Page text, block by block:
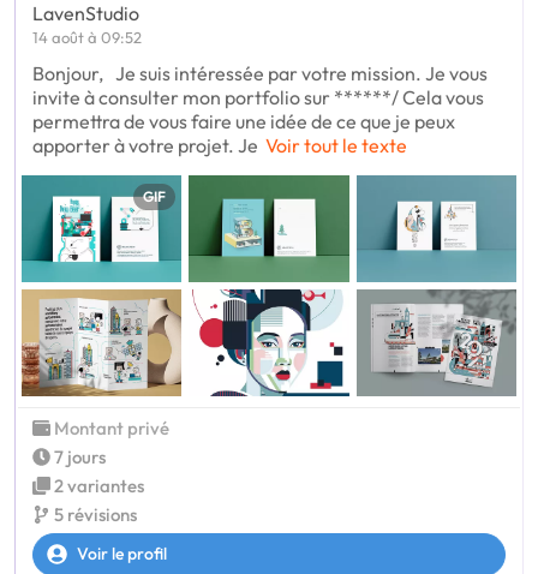
LavenStudio
14 août à 09:52
Bonjour, Je suis intéressée par votre mission. Je vous
invite à consulter mon portfolio sur ******/ Cela vous
permettra de vous faire une idée de ce que je peux
apporter à votre projet. Je Voir tout le texte
GIF
Montant privé
7 jours
2 variantes
5 révisions
Voir le profil